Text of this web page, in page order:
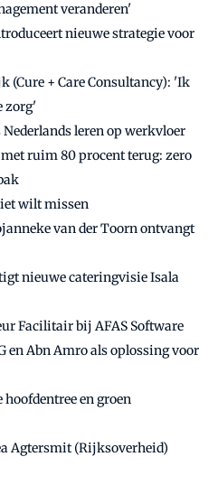
veranderen'
nieuwe strategie voor
(Cure + Care Consultancy): 'Ik
zorg'
leren op werkvloer
ruim 80 procent terug: zero
wilt missen
van der Toorn ontvangt
nieuwe cateringvisie Isala
Facilitair bij AFAS Software
en Abn Amro als oplossing voor
en groen
Agtersmit (Rijksoverheid)